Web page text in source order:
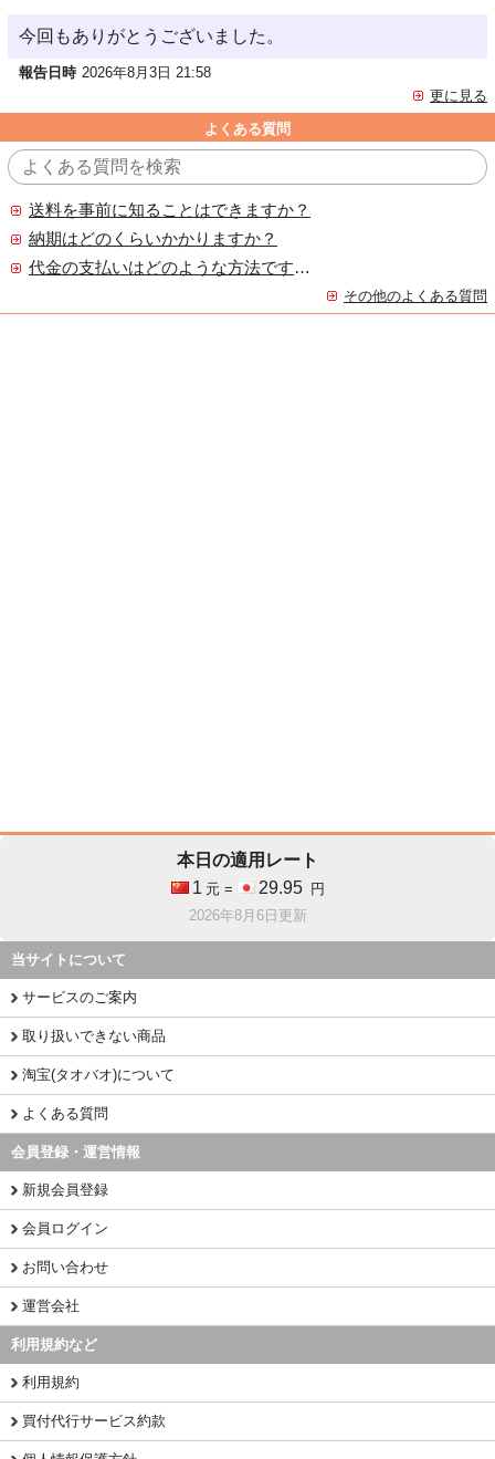
今回もありがとうございました。
報告日時 2026年8月3日 21:58
更に見る
よくある質問
送料を事前に知ることはできますか？
納期はどのくらいかかりますか？
代金の支払いはどのような方法ですか？
その他のよくある質問
本日の適用レート
1 元 = 29.95
円
2026年8月6日更新
当サイトについて
サービスのご案内
取り扱いできない商品
淘宝(タオバオ)について
よくある質問
会員登録・運営情報
新規会員登録
会員ログイン
お問い合わせ
運営会社
利用規約など
利用規約
買付代行サービス約款